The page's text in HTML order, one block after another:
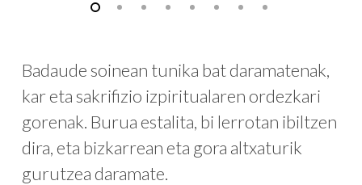
Badaude soinean tunika bat daramatenak,
kar eta sakrifizio izpiritualaren ordezkari
gorenak. Burua estalita, bi lerrotan ibiltzen
dira, eta bizkarrean eta gora altxaturik
gurutzea daramate.